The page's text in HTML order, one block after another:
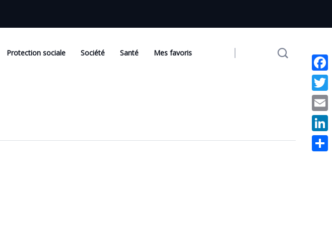
Protection sociale Société Santé Mes favoris